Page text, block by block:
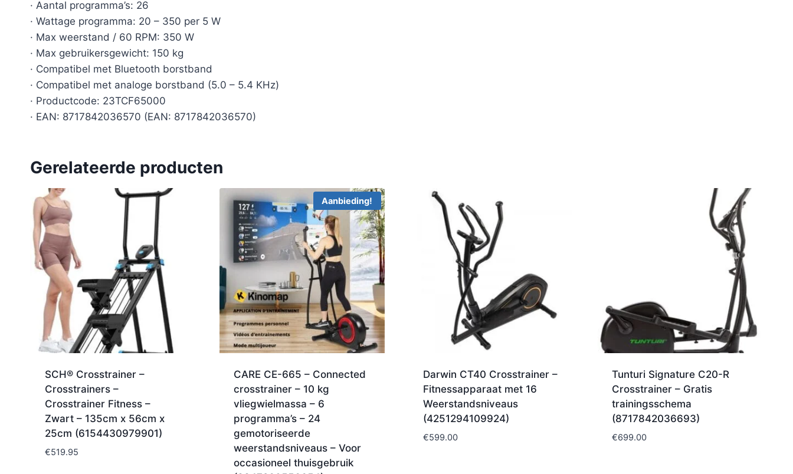
· Aantal programma’s: 26
· Wattage programma: 20 – 350 per 5 W
· Max weerstand / 60 RPM: 350 W
· Max gebruikersgewicht: 150 kg
· Compatibel met Bluetooth borstband
· Compatibel met analoge borstband (5.0 – 5.4 KHz)
· Productcode: 23TCF65000
· EAN: 8717842036570 (EAN: 8717842036570)
Gerelateerde producten
SCH® Crosstrainer –
Crosstrainers –
Crosstrainer Fitness –
Zwart – 135cm x 56cm x
25cm (6154430979901)
€519.95
Aanbieding!
CARE CE-665 – Connected
crosstrainer – 10 kg
vliegwielmassa – 6
programma’s – 24
gemotoriseerde
weerstandsniveaus – Voor
occasioneel thuisgebruik
Darwin CT40 Crosstrainer –
Fitnessapparaat met 16
Weerstandsniveaus
(4251294109924)
€599.00
Tunturi Signature C20-R
Crosstrainer – Gratis
trainingsschema
(8717842036693)
€699.00